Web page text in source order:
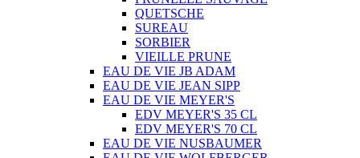
QUETSCHE
SUREAU
SORBIER
VIEILLE PRUNE
EAU DE VIE JB ADAM
EAU DE VIE JEAN SIPP
EAU DE VIE MEYER'S
EDV MEYER'S 35 CL
EDV MEYER'S 70 CL
EAU DE VIE NUSBAUMER